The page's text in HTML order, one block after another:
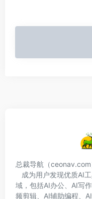
总裁导航（
成为用户发现优质AI
域，包括AI办公、AI写
频剪辑、AI辅助编程、